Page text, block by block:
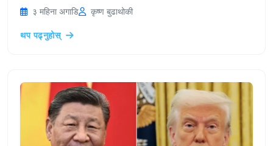
३ महिना अगाडि कृष्ण बुढाथोकी
थप पढ्नुहोस्